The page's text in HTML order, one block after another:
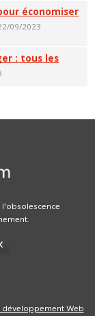
économiser
09/2023
: tous les
Web